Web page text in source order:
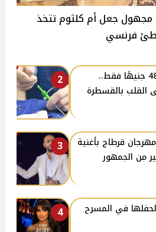
جعل أم كلثوم تتخذ
فرنسي
2
من ملايين الجنيهات لـ480 جنيهًا فقط..
القلب بالقسطرة
3
قرطاج بأغنية
من الجمهور
4
في المسرح